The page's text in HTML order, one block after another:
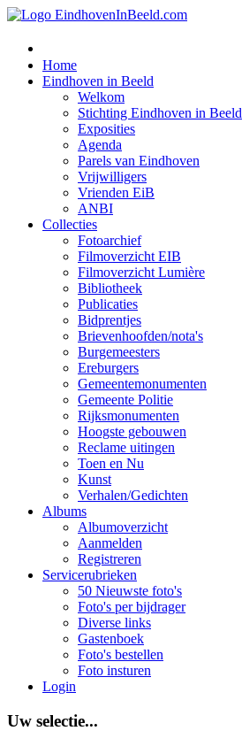
Home
Eindhoven in Beeld
Welkom
Stichting Eindhoven in Beeld
Exposities
Agenda
Parels van Eindhoven
Vrijwilligers
Vrienden EiB
ANBI
Collecties
Fotoarchief
Filmoverzicht EIB
Filmoverzicht Lumière
Bibliotheek
Publicaties
Bidprentjes
Brievenhoofden/nota's
Burgemeesters
Ereburgers
Gemeentemonumenten
Gemeente Politie
Rijksmonumenten
Hoogste gebouwen
Reclame uitingen
Toen en Nu
Kunst
Verhalen/Gedichten
Albums
Albumoverzicht
Aanmelden
Registreren
Servicerubrieken
50 Nieuwste foto's
Foto's per bijdrager
Diverse links
Gastenboek
Foto's bestellen
Foto insturen
Login
Uw selectie...